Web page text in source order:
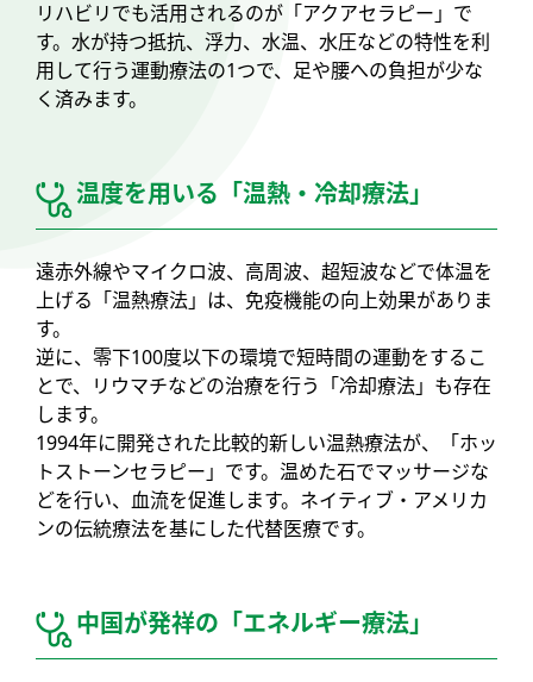
リハビリでも活用されるのが「アクアセラピー」で
す。水が持つ抵抗、浮力、水温、水圧などの特性を利
用して行う運動療法の1つで、足や腰への負担が少な
く済みます。
温度を用いる「温熱・冷却療法」
遠赤外線やマイクロ波、高周波、超短波などで体温を
上げる「温熱療法」は、免疫機能の向上効果がありま
す。
逆に、零下100度以下の環境で短時間の運動をするこ
とで、リウマチなどの治療を行う「冷却療法」も存在
します。
1994年に開発された比較的新しい温熱療法が、「ホッ
トストーンセラピー」です。温めた石でマッサージな
どを行い、血流を促進します。ネイティブ・アメリカ
ンの伝統療法を基にした代替医療です。
中国が発祥の「エネルギー療法」